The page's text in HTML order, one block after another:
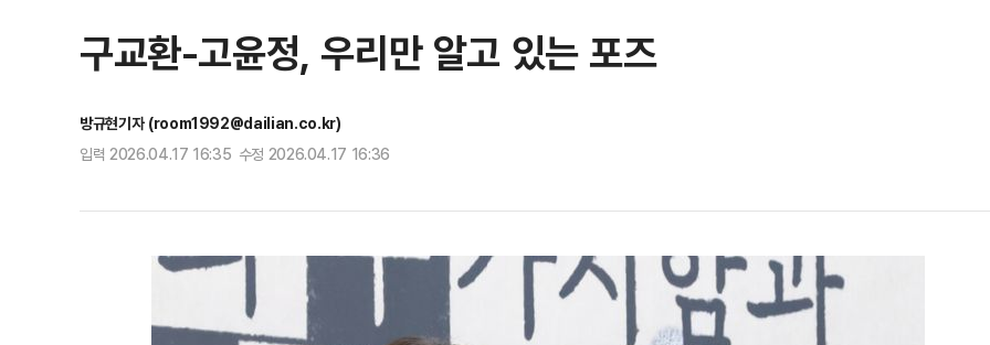
구교환-고윤정, 우리만 알고 있는 포즈
방규현기자 (room1992@dailian.co.kr)
입력 2026.04.17 16:35 수정 2026.04.17 16:36